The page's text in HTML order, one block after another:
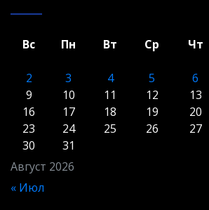
Август 2026
Вс Пн Вт Ср Чт
2
3 4 5 6
9
10 11 12 13
16
17 18 19 20
23
24 25 26 27
30
31
« Июл